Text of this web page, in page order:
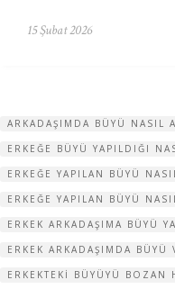
15 Şubat 2026
ARKADAŞIMDA BÜYÜ NASIL
ERKEĞE BÜYÜ YAPILDIĞI
ERKEĞE YAPILAN BÜYÜ
ERKEĞE YAPILAN BÜYÜ
ERKEK ARKADAŞIMA BÜYÜ
ERKEK ARKADAŞIMDA BÜYÜ
ERKEKTEKI BÜYÜYÜ BOZAN